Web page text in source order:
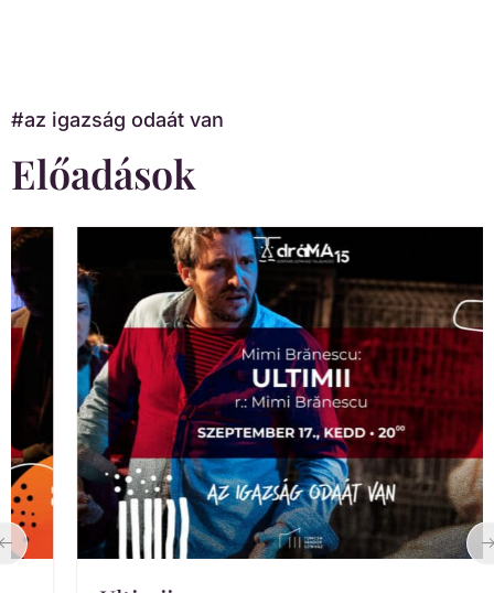
#az igazság odaát van
Előadások